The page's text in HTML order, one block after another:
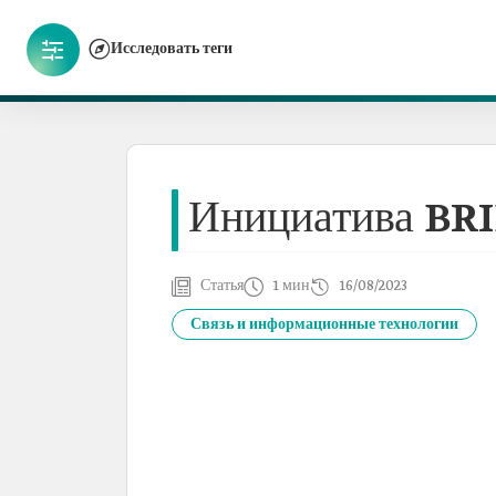
Исследовать теги
Инициатива
Статья 1 мин 16/08/2023
Связь и информационные технологии